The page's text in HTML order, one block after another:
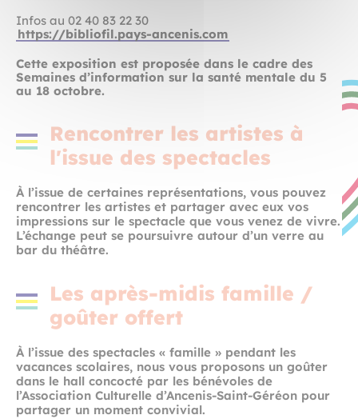
Infos au 02 40 83 22 30
https://bibliofil.pays-ancenis.com
Cette exposition est proposée dans le cadre des
Semaines d’information sur la santé mentale du 5
au 18 octobre.
Rencontrer les artistes à
l'issue des spectacles
À l’issue de certaines représentations, vous pouvez
rencontrer les artistes et partager avec eux vos
impressions sur le spectacle que vous venez de vivre.
L’échange peut se poursuivre autour d’un verre au
bar du théâtre.
Les après-midis famille /
goûter offert
À l’issue des spectacles « famille » pendant les
vacances scolaires, nous vous proposons un goûter
dans le hall concocté par les bénévoles de
l’Association Culturelle d’Ancenis-Saint-Géréon pour
partager un moment convivial.